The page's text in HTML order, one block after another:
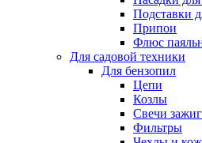
Подставки
Припои
Флюс
Для садовой техники
Для бензопил
Цепи
Козлы
Свечи
Фильтры